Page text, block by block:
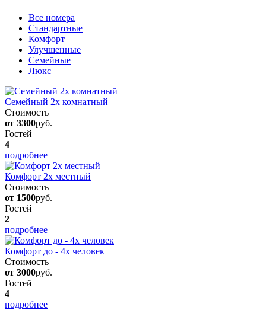
Вcе номера
Стандартные
Комфорт
Улучшенные
Семейные
Люкс
Семейный 2х комнатный
Стоимость
от 3300руб.
Гостей
4
подробнее
Комфорт 2х местный
Стоимость
от 1500руб.
Гостей
2
подробнее
Комфорт до - 4х человек
Стоимость
от 3000руб.
Гостей
4
подробнее